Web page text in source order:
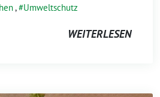
, Umweltschutz
WEITERLESEN